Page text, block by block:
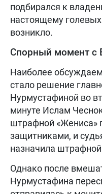
подбирался к
настоящему голевых
возникло.
Спорный момент с
Наиболее
стало решение
Нурмустафиной во
минуте Ислам
штрафной «Жениса»
защитниками, и
назначила
Однако после
Нурмустафина